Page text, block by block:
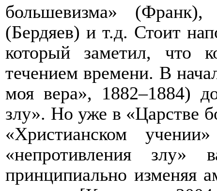
большевизма» (Франк),
(Бердяев) и т.д. Стоит
который заметил, что
течением времени. В
моя вера», 1882–1884)
злу». Но уже в «Царстве
«Христианском
«непротивления злу»
принципиально изменяя